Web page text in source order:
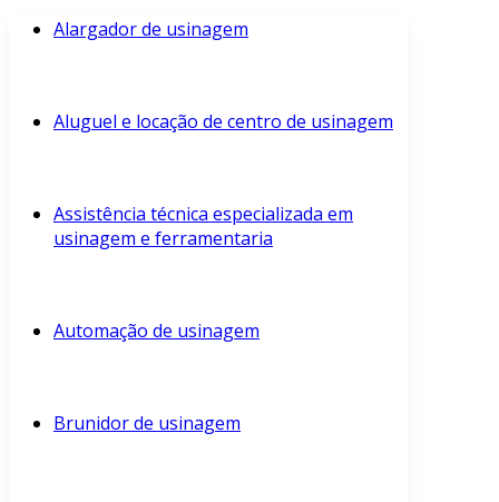
Alargador de usinagem
Aluguel e locação de centro de usinagem
Assistência técnica especializada em
usinagem e ferramentaria
Automação de usinagem
Brunidor de usinagem